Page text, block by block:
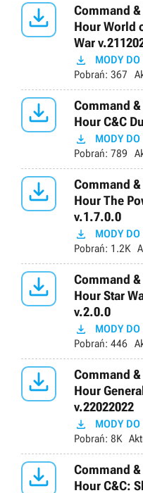

Command
Hour World
War
 MODY DO
Pobrań: 367

Command
Hour C&C
 MODY DO
Pobrań: 789

Command
Hour The
v.1.7.0.0
 MODY DO
Pobrań: 1.2K

Command
Hour Star
v.2.0.0
 MODY DO
Pobrań: 446

Command
Hour
v.22022022
 MODY DO
Pobrań: 8K

Command
Hour C&C: